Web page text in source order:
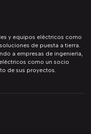
y equipos eléctricos como
de puesta a tierra.
a empresas de ingeniería,
como un socio
de sus proyectos.